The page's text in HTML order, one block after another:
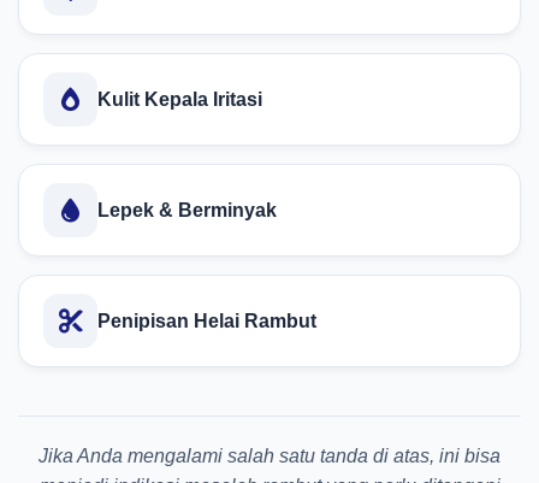
Kulit Kepala Iritasi
Lepek & Berminyak
Penipisan Helai Rambut
Jika Anda mengalami salah satu tanda di atas, ini bisa